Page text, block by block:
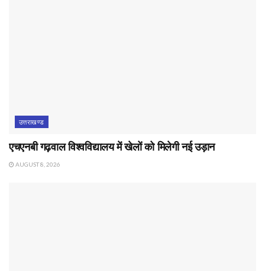
उत्तराखण्ड
एचएनबी गढ़वाल विश्वविद्यालय में खेलों को मिलेगी नई उड़ान
AUGUST 8, 2026